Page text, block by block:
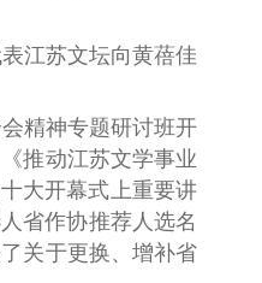
江苏文坛向黄蓓佳
精神专题研讨班开
《推动江苏文学事业
大开幕式上重要讲
省作协推荐人选名
关于更换、增补省